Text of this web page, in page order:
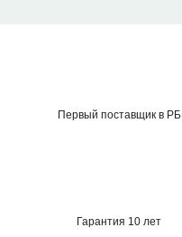
Первый поставщик в РБ
Гарантия 10 лет